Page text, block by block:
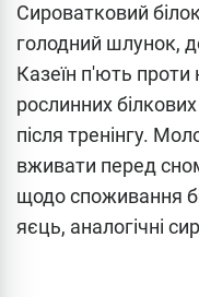
Сироватковий
голодний шлунок,
Казеїн п'ють проти
рослинних
після тренінгу.
вживати перед
щодо споживання
яєць, аналогічні